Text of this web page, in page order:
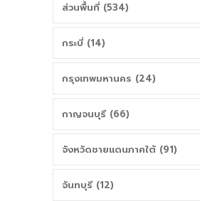
ส่วนพื้นที่ (534)
กระบี่ (14)
กรุงเทพมหานคร (24)
กาญจนบุรี (66)
จังหวัดชายแดนภาคใต้ (91)
จันทบุรี (12)